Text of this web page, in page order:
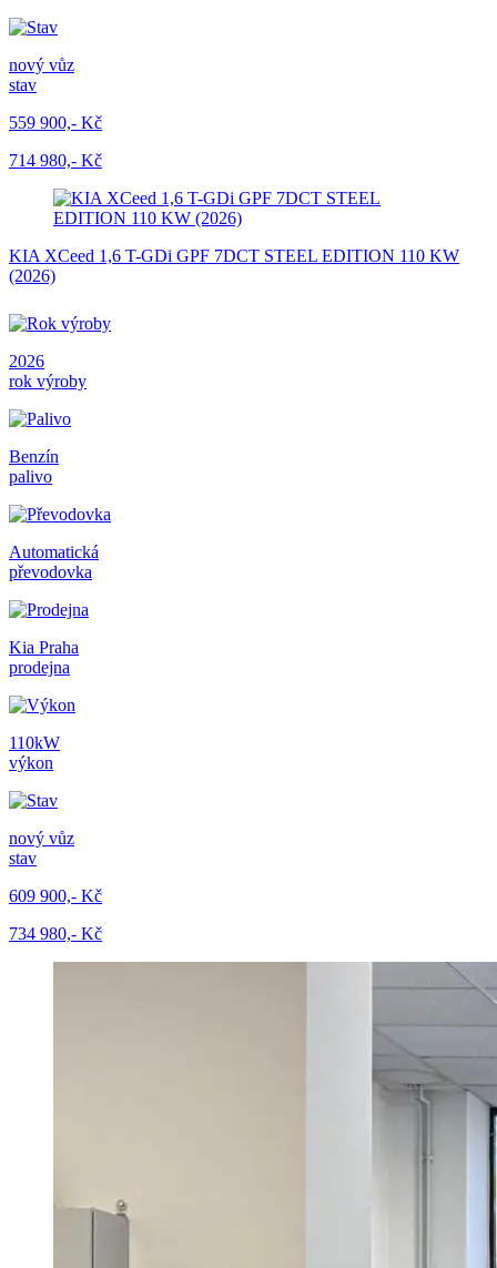
nový vůz
stav
559 900,- Kč
714 980,- Kč
KIA XCeed 1,6 T-GDi GPF 7DCT STEEL EDITION 110 KW
(2026)
2026
rok výroby
Benzín
palivo
Automatická
převodovka
Kia Praha
prodejna
110kW
výkon
nový vůz
stav
609 900,- Kč
734 980,- Kč